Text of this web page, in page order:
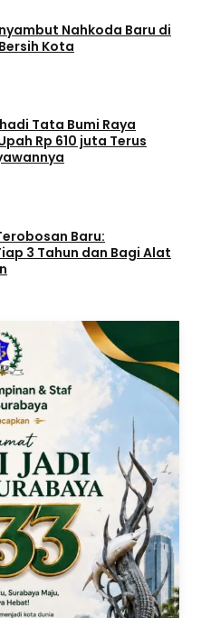
Nahkoda Baru di
Kota
Tata Bumi Raya
Rp 610 juta Terus
Baru:
3 Tahun dan Bagi Alat